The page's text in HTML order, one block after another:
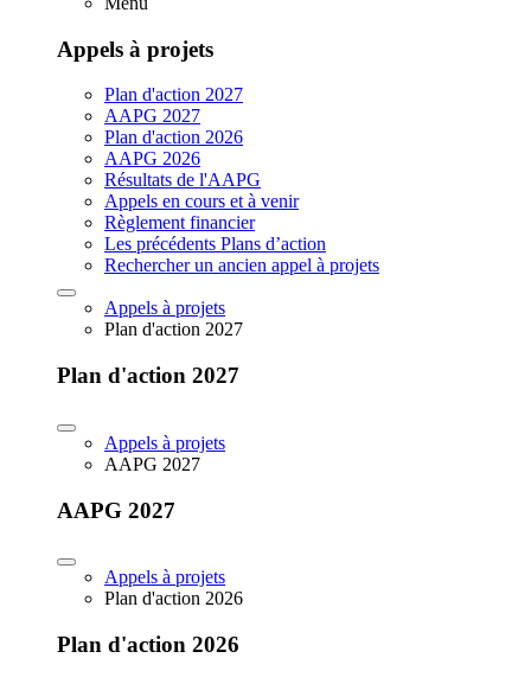
Appels à projets
Plan d'action 2027
AAPG 2027
Plan d'action 2026
AAPG 2026
Résultats de l'AAPG
Appels en cours et à venir
Règlement financier
Les précédents Plans d’action
Rechercher un ancien appel à projets
Appels à projets
Plan d'action 2027
Plan d'action 2027
Appels à projets
AAPG 2027
AAPG 2027
Appels à projets
Plan d'action 2026
Plan d'action 2026